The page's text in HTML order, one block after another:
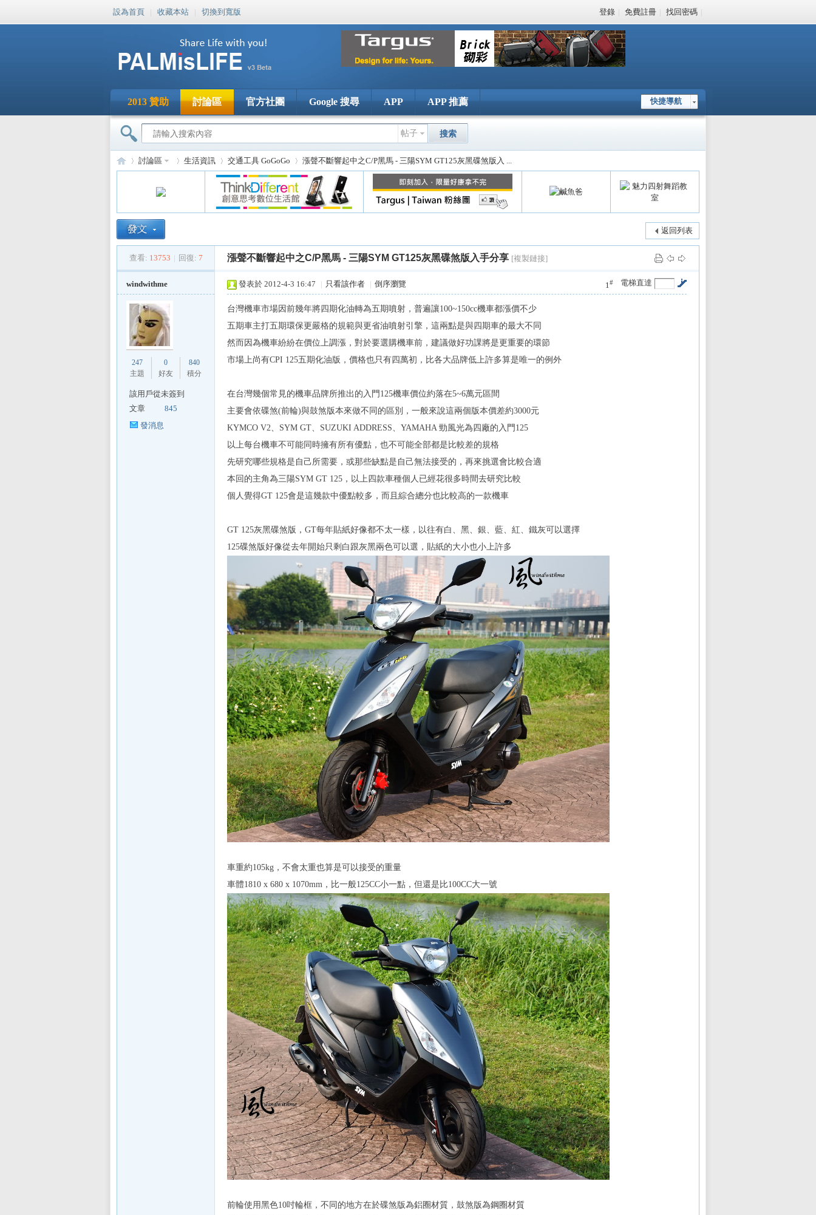
設為首頁 | 收藏本站 | 切換到寬版 登錄 | 免費註冊 | 找回密碼 |
快捷導航
2013 贊助 討論區 官方社團 Google 搜尋 APP APP 推薦
帖子 搜索
PA»
討論區
›
生活資訊
›
交通工具 GoGoGo
›
漲聲不斷響起中之C/P黑馬 - 三陽SYM GT125灰黑碟煞版入 ...
返回列表
查看: 13753 | 回復: 7 漲聲不斷響起中之C/P黑馬 - 三陽SYM GT125灰黑碟煞版入手分享 [複製鏈接]
windwithme
247
主題
0
好友
840
積分
該用戶從未簽到
文章
845
發消息
電梯直達
1#
發表於 2012-4-3 16:47 | 只看該作者 | 倒序瀏覽
台灣機車市場因前幾年將四期化油轉為五期噴射，普遍讓100~150cc機車都漲價不少
五期車主打五期環保更嚴格的規範與更省油噴射引擎，這兩點是與四期車的最大不同
然而因為機車紛紛在價位上調漲，對於要選購機車前，建議做好功課將是更重要的環節
市場上尚有CPI 125五期化油版，價格也只有四萬初，比各大品牌低上許多算是唯一的例外
在台灣幾個常見的機車品牌所推出的入門125機車價位約落在5~6萬元區間
主要會依碟煞(前輪)與鼓煞版本來做不同的區別，一般來說這兩個版本價差約3000元
KYMCO V2、SYM GT、SUZUKI ADDRESS、YAMAHA 勁風光為四廠的入門125
以上每台機車不可能同時擁有所有優點，也不可能全部都是比較差的規格
先研究哪些規格是自己所需要，或那些缺點是自己無法接受的，再來挑選會比較合適
本回的主角為三陽SYM GT 125，以上四款車種個人已經花很多時間去研究比較
個人覺得GT 125會是這幾款中優點較多，而且綜合總分也比較高的一款機車
GT 125灰黑碟煞版，GT每年貼紙好像都不太一樣，以往有白、黑、銀、藍、紅、鐵灰可以選擇
125碟煞版好像從去年開始只剩白跟灰黑兩色可以選，貼紙的大小也小上許多
車重約105kg，不會太重也算是可以接受的重量
車體1810 x 680 x 1070mm，比一般125CC小一點，但還是比100CC大一號
前輪使用黑色10吋輪框，不同的地方在於碟煞版為鋁圈材質，鼓煞版為鋼圈材質